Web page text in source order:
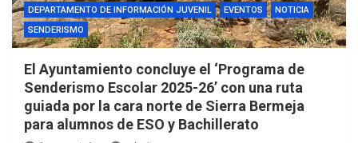
DEPARTAMENTO DE INFORMACIÓN JUVENIL
EVENTOS
NOTICIA
SENDERISMO
El Ayuntamiento concluye el ‘Programa de
Senderismo Escolar 2025-26’ con una ruta
guiada por la cara norte de Sierra Bermeja
para alumnos de ESO y Bachillerato